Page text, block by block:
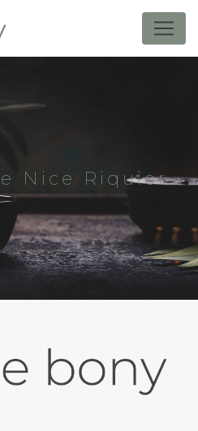
Nice Riquier